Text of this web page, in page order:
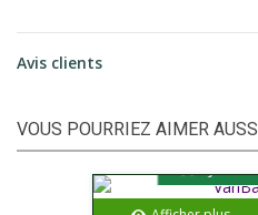
Avis clients
VOUS POURRIEZ AIMER AUSSI